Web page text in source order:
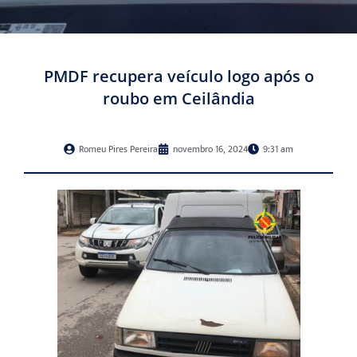
PMDF recupera veículo logo após o
roubo em Ceilândia
Romeu Pires Pereira novembro 16, 2024 9:31 am